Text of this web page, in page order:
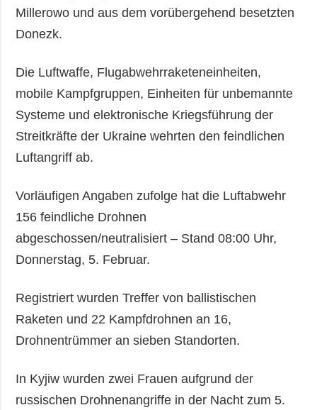
Millerowo und aus dem vorübergehend besetzten
Donezk.
Die Luftwaffe, Flugabwehrraketeneinheiten,
mobile Kampfgruppen, Einheiten für unbemannte
Systeme und elektronische Kriegsführung der
Streitkräfte der Ukraine wehrten den feindlichen
Luftangriff ab.
Vorläufigen Angaben zufolge hat die Luftabwehr
156 feindliche Drohnen
abgeschossen/neutralisiert – Stand 08:00 Uhr,
Donnerstag, 5. Februar.
Registriert wurden Treffer von ballistischen
Raketen und 22 Kampfdrohnen an 16,
Drohnentrümmer an sieben Standorten.
In Kyjiw wurden zwei Frauen aufgrund der
russischen Drohnenangriffe in der Nacht zum 5.